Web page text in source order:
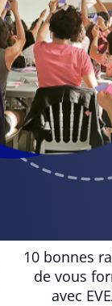
10 bonnes
de vous
avec